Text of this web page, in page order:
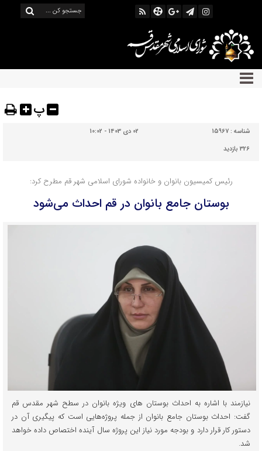
پ
شناسه : 15967
02 دی 1403 - 10:02
326 بازدید
رئیس کمیسیون بانوان و خانواده شورای اسلامی شهر قم مطرح کرد:
بوستان جامع بانوان در قم احداث می‌شود
نیازمند با اشاره به احداث بوستان های ویژه بانوان در سطح شهر مقدس قم
گفت: احداث بوستان جامع بانوان از جمله پروژه‌هایی است که پیگیری آن در
دستور کار قرار دارد و بودجه مورد نیاز این پروژه سال آینده اختصاص داده خواهد
شد.